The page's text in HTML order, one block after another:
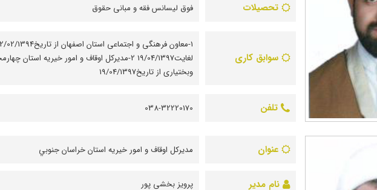
تحصیلات فوق لیسانس فقه و مبانی حقوق
سوابق کاری
1-معاون فرهنگی و اجتماعی استان اصفهان از
لغایت19/04/1397 2-مدیرکل اوقاف و امور خیریه استان
وبختیاری از تاریخ19/04/1397
تلفن 038-32220170
عنوان مديرکل اوقاف و امور خيريه استان خراسان جنوبي
نام مدیر پرویز بخشی پور